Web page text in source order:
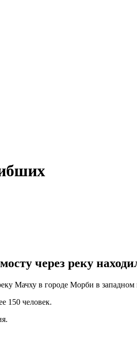
через реку
Мачху в городе Морби в
150 человек.